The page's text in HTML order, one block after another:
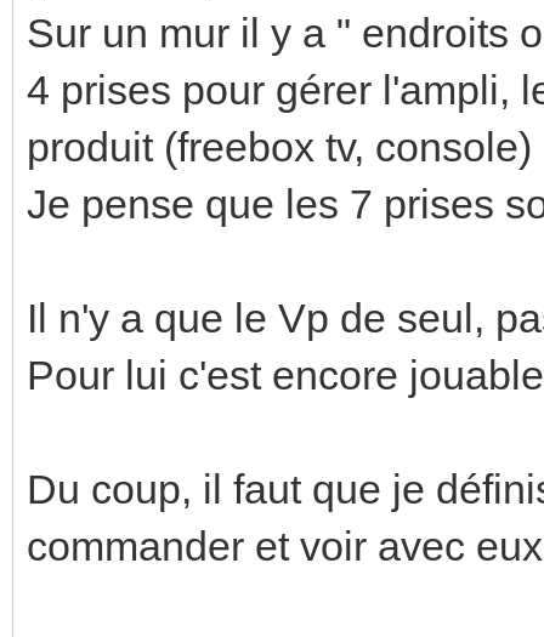
Sur un mur il y a " endroits
4 prises pour gérer l'ampli,
produit (freebox tv, console)
Je pense que les 7 prises
Il n'y a que le Vp de seul,
Pour lui c'est encore
Du coup, il faut que je
commander et voir avec